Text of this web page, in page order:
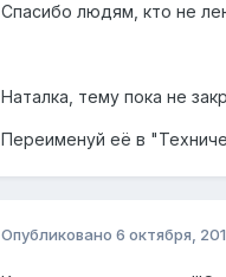
Спасибо людям, кто не
Наталка, тему пока не
Переименуй её в
Опубликовано 6 октября,